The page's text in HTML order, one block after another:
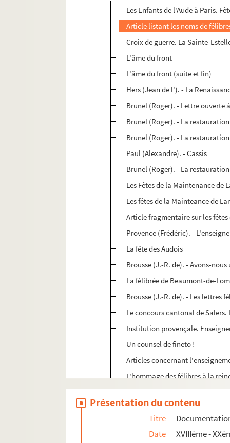
Les Enfants de l'Aude à Paris.
Article listant les noms de
Croix de guerre. La Sainte-
L'âme du front
L'âme du front (suite et fin)
Hers (Jean de l'). - La
Brunel (Roger). - Lettre ouverte
Brunel (Roger). - La
Brunel (Roger). - La
Paul (Alexandre). - Cassis
Brunel (Roger). - La
Les Fêtes de la Maintenance de
Les fêtes de la Mainteance de
Article fragmentaire sur les
Provence (Frédéric). -
La fête des Audois
Brousse (J.-R. de). - Avons-
La félibrée de Beaumont-de-
Brousse (J.-R. de). - Les lettres
Le concours cantonal de
Institution provençale.
Un counsel de fineto !
Articles concernant
L'hommage des félibres à la
Bibliothèque régionaliste
Présentation du contenu
Titre
Date
XVIIIème -